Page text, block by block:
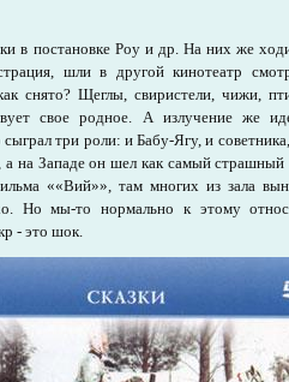
в постановке Роу и др. На них же
шли в другой кинотеатр
снято? Щеглы, свиристели, чижи,
свое родное. А излучение же
три роли: и Бабу-Ягу, и
а на Западе он шел как самый
««Вий»», там многих из зала
Но мы-то нормально к этому
- это шок.